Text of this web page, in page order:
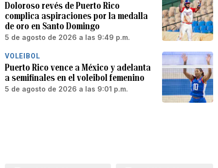
Doloroso revés de Puerto Rico
complica aspiraciones por la medalla
de oro en Santo Domingo
5 de agosto de 2026 a las 9:49 p.m.
VOLEIBOL
Puerto Rico vence a México y adelanta
a semifinales en el voleibol femenino
5 de agosto de 2026 a las 9:01 p.m.